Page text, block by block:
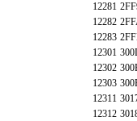
12281
12282
12283
12301
12302
12303
12311
12312